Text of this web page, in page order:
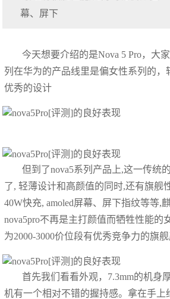
幕、屏下
今天想要介绍的是Nova 5 Pro，大
列在华为的产品线里是偏女性系列的，
优秀的设计
但到了nova5系列产品上,这一传统
了, 轻薄设计和高颜值的同时,还有旗舰
40W快充, amoled屏幕、屏下指纹等等,
nova5pro不再是主打颜值而牺牲性能的
为2000-3000价位段有优秀竞争力的旗舰
首先我们看看外观，7.3mm的机身
机有一个相对不错的握持感。拿在手上